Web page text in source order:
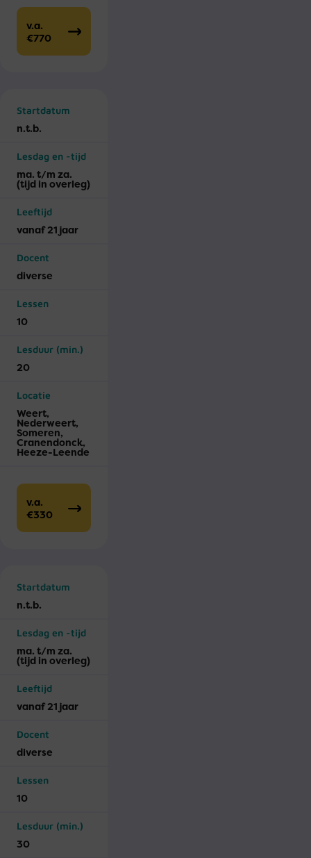
v.a.
€770
Startdatum
n.t.b.
Lesdag en -tijd
ma. t/m za.
(tijd in overleg)
Leeftijd
vanaf 21 jaar
Docent
diverse
Lessen
10
Lesduur (min.)
20
Locatie
Weert,
Nederweert,
Someren,
Cranendonck,
Heeze-Leende
v.a.
€330
Startdatum
n.t.b.
Lesdag en -tijd
ma. t/m za.
(tijd in overleg)
Leeftijd
vanaf 21 jaar
Docent
diverse
Lessen
10
Lesduur (min.)
30